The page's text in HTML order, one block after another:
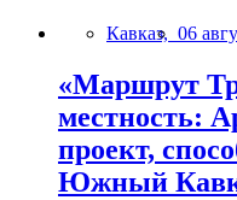
Кавказ, 06
«Маршрут
местность:
проект,
Южный